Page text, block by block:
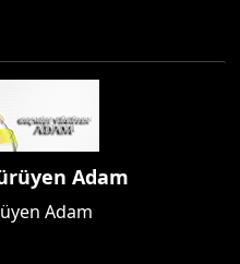
Adam
Adam